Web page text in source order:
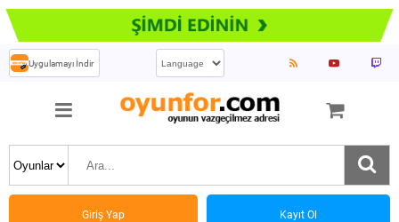
Uygulamayı İndir
Giriş Yap Kayıt Ol